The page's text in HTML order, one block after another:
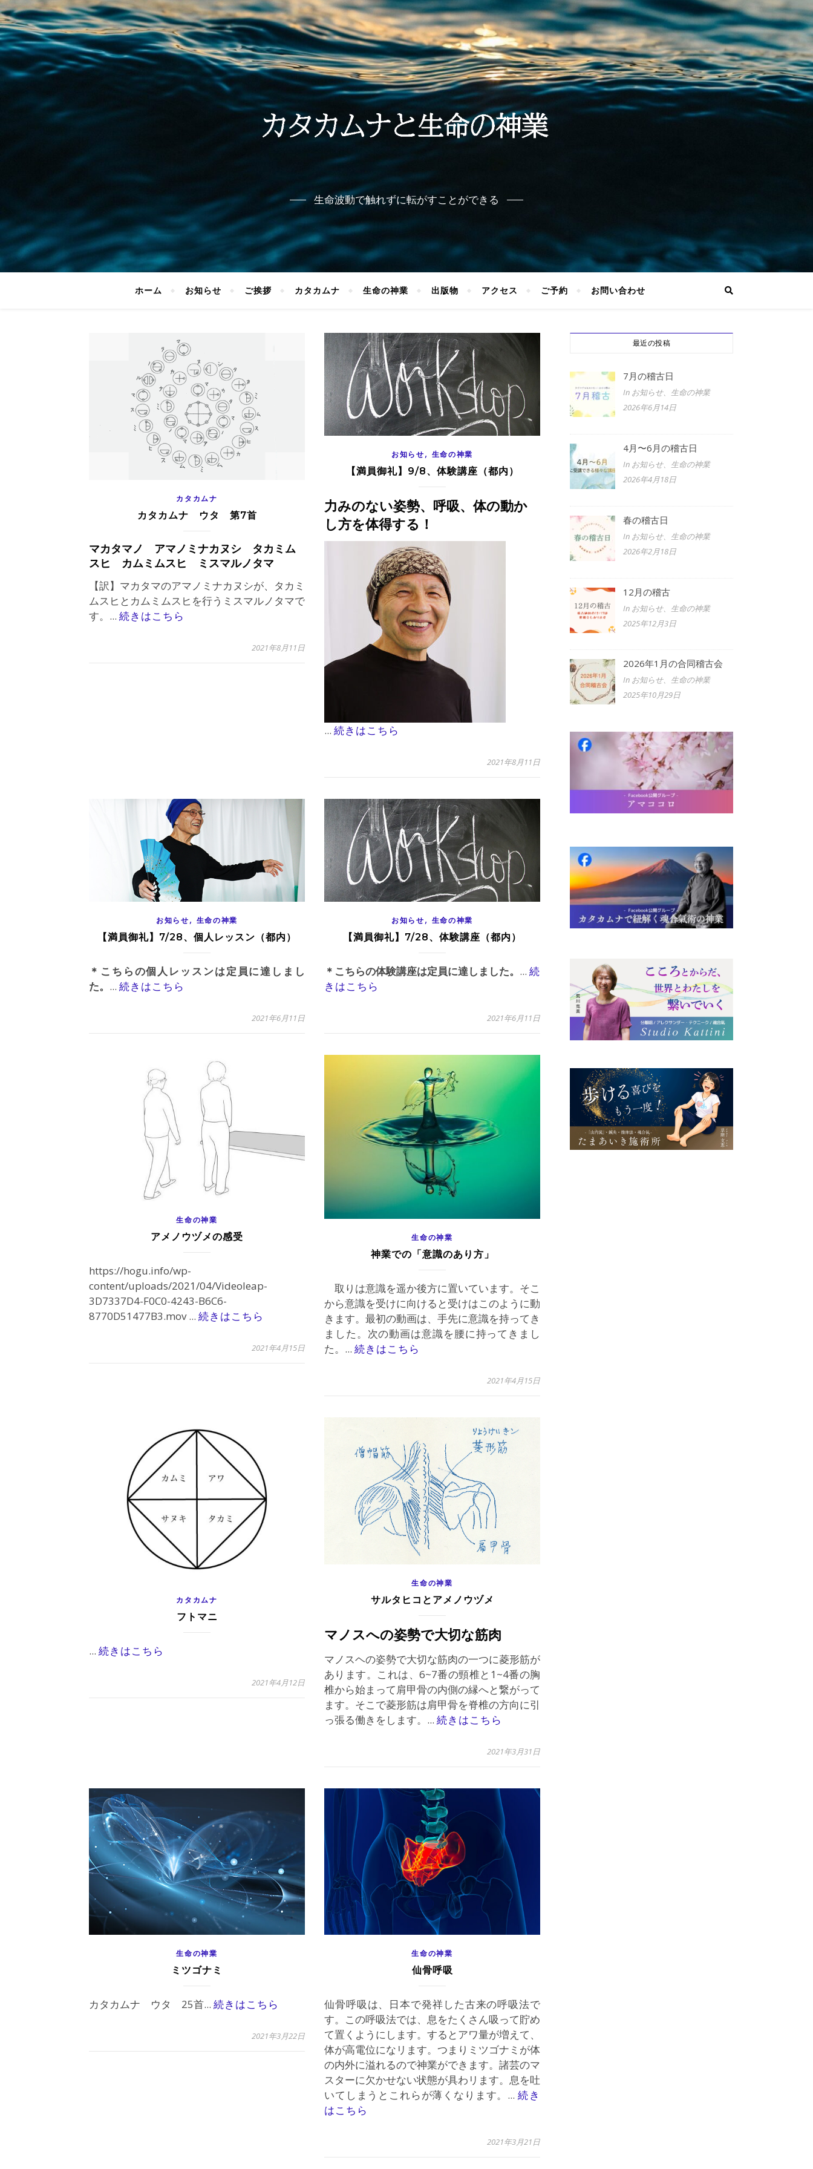
生命波動で触れずに転がすことができる
ホーム お知らせ ご挨拶 カタカムナ 生命の神業 出版物 アクセス ご予約 お問い合わせ
カタカムナ
カタカムナ ウタ 第7首
マカタマノ アマノミナカヌシ タカミム
スヒ カムミムスヒ ミスマルノタマ
【訳】マカタマのアマノミナカヌシが、タカミ
ムスヒとカムミムスヒを行うミスマルノタマで
す。... 続きはこちら
2021年8月11日
お知らせ, 生命の神業
【満員御礼】9/8、体験講座（都内）
力みのない姿勢、呼吸、体の動か
し方を体得する！
... 続きはこちら
2021年8月11日
お知らせ, 生命の神業
【満員御礼】7/28、個人レッスン（都内）
＊こちらの個人レッスンは定員に達しまし
た。 ... 続きはこちら
2021年6月11日
お知らせ, 生命の神業
【満員御礼】7/28、体験講座（都内）
＊こちらの体験講座は定員に達しました。 ... 続
きはこちら
2021年6月11日
生命の神業
アメノウヅメの感受
https://hogu.info/wp-
content/uploads/2021/04/Videoleap-
3D7337D4-F0C0-4243-B6C6-
8770D51477B3.mov ... 続きはこちら
2021年4月15日
生命の神業
神業での「意識のあり方」
取りは意識を遥か後方に置いています。そこ
から意識を受けに向けると受けはこのように動
きます。最初の動画は、手先に意識を持ってき
ました。次の動画は意識を腰に持ってきまし
た。... 続きはこちら
2021年4月15日
カタカムナ
フトマニ
... 続きはこちら
2021年4月12日
生命の神業
サルタヒコとアメノウヅメ
マノスへの姿勢で大切な筋肉
マノスヘの姿勢で大切な筋肉の一つに菱形筋が
あります。これは、6~7番の頸椎と1~4番の胸
椎から始まって肩甲骨の内側の縁へと繋がって
ます。そこで菱形筋は肩甲骨を脊椎の方向に引
っ張る働きをします。... 続きはこちら
2021年3月31日
生命の神業
ミツゴナミ
カタカムナ ウタ 25首... 続きはこちら
2021年3月22日
生命の神業
仙骨呼吸
仙骨呼吸は、日本で発祥した古来の呼吸法で
す。この呼吸法では、息をたくさん吸って貯め
て置くようにします。するとアワ量が増えて、
体が高電位になリます。つまりミツゴナミが体
の内外に溢れるので神業ができます。諸芸のマ
スターに欠かせない状態が具わリます。息を吐
いてしまうとこれらが薄くなります。...続き
はこちら
2021年3月21日
最近の投稿
7月の稽古日
In お知らせ、生命の神業
2026年6月14日
4月〜6月の稽古日
In お知らせ、生命の神業
2026年4月18日
春の稽古日
In お知らせ、生命の神業
2026年2月18日
12月の稽古
In お知らせ、生命の神業
2025年12月3日
2026年1月の合同稽古会
In お知らせ、生命の神業
2025年10月29日